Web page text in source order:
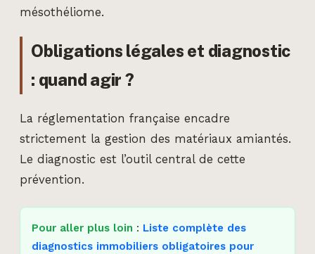
mésothéliome.
Obligations légales et diagnostic
: quand agir ?
La réglementation française encadre
strictement la gestion des matériaux amiantés.
Le diagnostic est l’outil central de cette
prévention.
Pour aller plus loin : Liste complète des
diagnostics immobiliers obligatoires pour